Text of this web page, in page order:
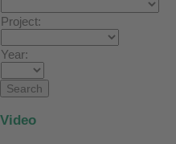
Project:
Year:
Video